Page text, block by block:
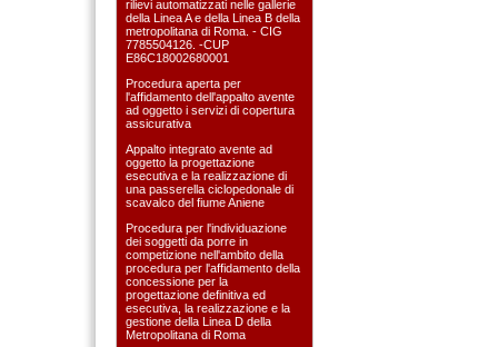
rilievi automatizzati nelle gallerie
della Linea A e della Linea B della
metropolitana di Roma. - CIG
7785504126. -CUP
E86C18002680001
Procedura aperta per
l'affidamento dell'appalto avente
ad oggetto i servizi di copertura
assicurativa
Appalto integrato avente ad
oggetto la progettazione
esecutiva e la realizzazione di
una passerella ciclopedonale di
scavalco del fiume Aniene
Procedura per l'individuazione
dei soggetti da porre in
competizione nell'ambito della
procedura per l'affidamento della
concessione per la
progettazione definitiva ed
esecutiva, la realizzazione e la
gestione della Linea D della
Metropolitana di Roma